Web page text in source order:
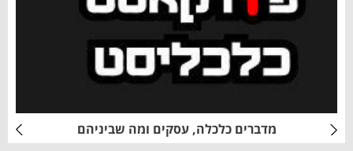
מדברים כלכלה, עסקים ומה שביניהם